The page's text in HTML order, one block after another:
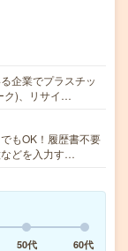
企業でプラスチッ
ク)、リサイ…
もOK！履歴書不要
どを入力す…
50代 60代